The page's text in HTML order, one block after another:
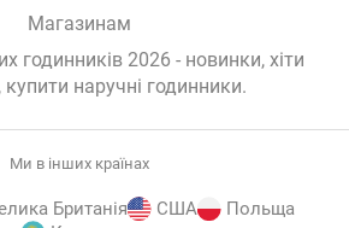
Магазинам
годинників 2026 - новинки, хіти
купити наручні годинники.
Ми в інших країнах
Британія США
Польща